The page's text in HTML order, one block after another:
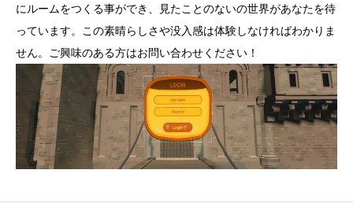
にルームをつくる事ができ、見たことのないの世界があなたを待
っています。この素晴らしさや没入感は体験しなければわかりま
せん。ご興味のある方はお問い合わせください！